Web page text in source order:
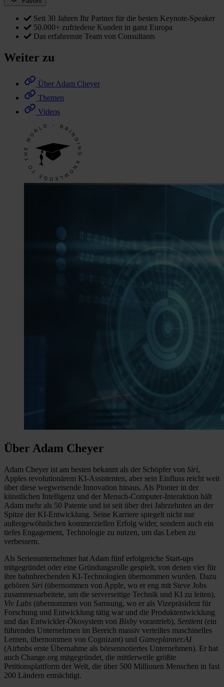
Seit 30 Jahren Ihr Partner für die besten Keynote-Speaker
50.000+ zufriedene Kunden in ganz Europa
Das erfahrenste Team von Consultants
Weiter zu
Über Adam Cheyer
Themen
Videos
Über Adam Cheyer
Adam Cheyer ist am besten bekannt als der Schöpfer von Siri,
Apples revolutionärem KI-Assistenten, aber sein Einfluss reicht weit
über diese wegweisende Innovation hinaus. Als Pionier in der
künstlichen Intelligenz und der Mensch-Computer-Interaktion hält
Adam mehr als 50 Patente und ist seit über drei Jahrzehnten an der
Spitze der KI-Entwicklung. Seine Karriere spiegelt nicht nur
außergewöhnlichen kommerziellen Erfolg wider, sondern auch ein
tiefes Engagement, Technologie zu nutzen, um das Leben zu
verbessern.
Als Serienunternehmer hat Adam fünf erfolgreiche Start-ups
mitgegründet oder eine Gründungsrolle gespielt, von denen vier für
ihre bahnbrechenden KI-Technologien übernommen wurden. Dazu
gehören Siri (übernommen von Apple, wo er eng mit Steve Jobs
zusammenarbeitete, um die serverseitige Technik und KI zu leiten),
Viv Labs (übernommen von Samsung, wo er als Vizepräsident für
Forschung und Entwicklung tätig war und die Produktentwicklung
und das Entwickler-Ökosystem von Bixby vorantrieb), Sentient(ein
führendes Unternehmen im Bereich massiv verteiltes maschinelles
Lernen, übernommen von Cognizant) und Gameplanner.AI
(Airbnbs erste Übernahme als börsennotiertes Unternehmen). Er hat
auch Change.org mitgegründet, die mittlerweile größte
Petitionsplattform der Welt, die über 500 Millionen Menschen in fast
200 Ländern ermächtigt.